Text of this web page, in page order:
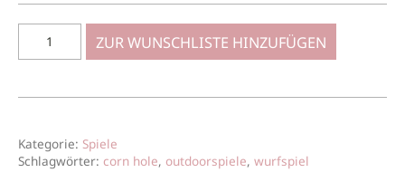
ZUR WUNSCHLISTE HINZUFÜGEN
Kategorie: Spiele
Schlagwörter: corn hole, outdoorspiele, wurfspiel